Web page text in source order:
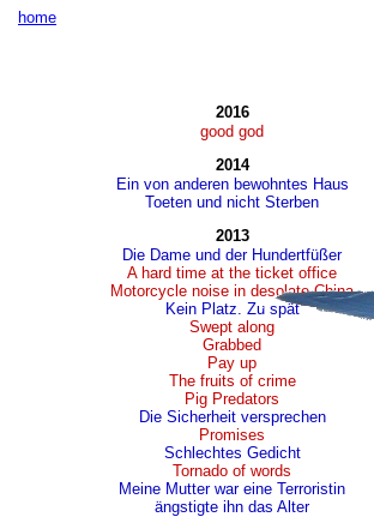
home
2016
good god
2014
Ein von anderen bewohntes Haus
Toeten und nicht Sterben
2013
Die Dame und der Hundertfüßer
A hard time at the ticket office
Motorcycle noise in desolate China
Kein Platz. Zu spät
Swept along
Grabbed
Pay up
The fruits of crime
Pig Predators
Die Sicherheit versprechen
Promises
Schlechtes Gedicht
Tornado of words
Meine Mutter war eine Terroristin
ängstigte ihn das Alter